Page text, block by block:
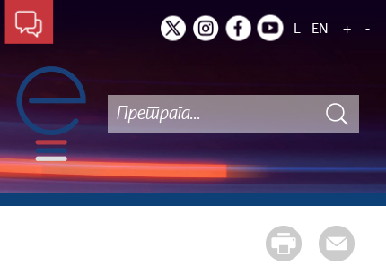
L EN + -